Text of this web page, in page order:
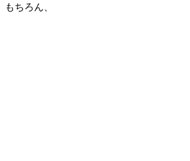
もちろん、